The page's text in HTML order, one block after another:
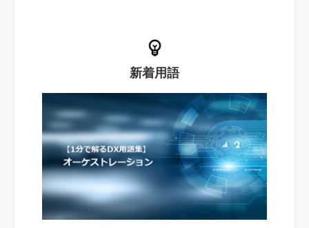
新着用語